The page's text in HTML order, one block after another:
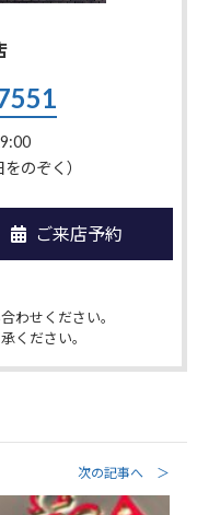
のぞく）
ご来店予約
わせください。
ください。
次の記事へ ＞